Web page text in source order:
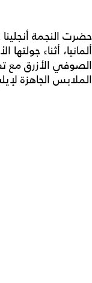
ألمانيا، أثناء
الصوفي الأزرق
الملابس الجاهزة لإيلي